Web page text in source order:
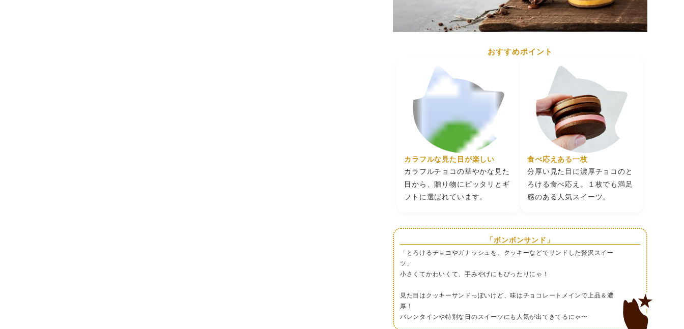
オレンジ果汁粉末、レモン果汁粉末、デキストロース/トレハロ
ース、香料、乳化剤(大豆を含む）、着色料（カロテン、アカビ
ート、黄５、赤102、黄４、青１，赤40）、酸化防止剤
乳成分、卵、小麦、オレンジ、大豆、アーモンド
※本製造工場では くるみ を含む製品を生産しています。
味
期
商品に記載
発送日時点で20日以上ある商品をお送りいたします。
保
販
売
者
おすすめポイント
カラフルな見た目が楽しい
カラフルチョコの華やかな見た
目から、贈り物にピッタリとギ
フトに選ばれています。
食べ応えある一枚
分厚い見た目に濃厚チョコのと
ろける食べ応え。１枚でも満足
感のある人気スイーツ。
「ボンボンサンド」
「とろけるチョコやガナッシュを、クッキーなどでサンドした贅沢スイー
ツ」
小さくてかわいくて、手みやげにもぴったりにゃ！
見た目はクッキーサンドっぽいけど、味はチョコレートメインで上品＆濃
厚！
バレンタインや特別な日のスイーツにも人気が出てきてるにゃ〜